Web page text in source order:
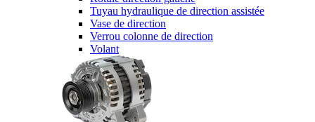
Tuyau hydraulique de direction assistée
Vase de direction
Verrou colonne de direction
Volant